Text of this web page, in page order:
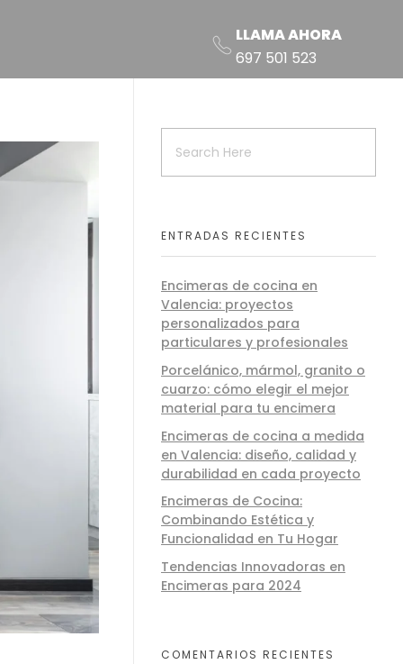
LLAMA AHORA
697 501 523
ENTRADAS RECIENTES
Encimeras de cocina en
Valencia: proyectos
personalizados para
particulares y profesionales
Porcelánico, mármol, granito o
cuarzo: cómo elegir el mejor
material para tu encimera
Encimeras de cocina a medida
en Valencia: diseño, calidad y
durabilidad en cada proyecto
Encimeras de Cocina:
Combinando Estética y
Funcionalidad en Tu Hogar
Tendencias Innovadoras en
Encimeras para 2024
COMENTARIOS RECIENTES